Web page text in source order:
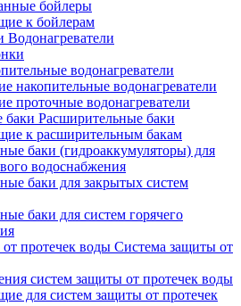
бойлеры
к бойлерам
Водонагреватели
водонагреватели
накопительные водонагреватели
проточные водонагреватели
Расширительные баки
к расширительным бакам
баки (гидроаккумуляторы) для
водоснабжения
баки для закрытых систем
баки для систем горячего
Система защиты от
систем защиты от протечек воды
для систем защиты от протечек